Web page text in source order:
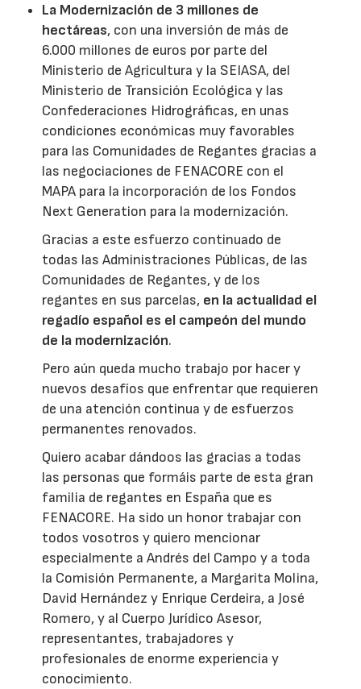
La Modernización de 3 millones de
hectáreas, con una inversión de más de
6.000 millones de euros por parte del
Ministerio de Agricultura y la SEIASA, del
Ministerio de Transición Ecológica y las
Confederaciones Hidrográficas, en unas
condiciones económicas muy favorables
para las Comunidades de Regantes gracias a
las negociaciones de FENACORE con el
MAPA para la incorporación de los Fondos
Next Generation para la modernización.
Gracias a este esfuerzo continuado de
todas las Administraciones Públicas, de las
Comunidades de Regantes, y de los
regantes en sus parcelas, en la actualidad el
regadío español es el campeón del mundo
de la modernización.
Pero aún queda mucho trabajo por hacer y
nuevos desafíos que enfrentar que requieren
de una atención continua y de esfuerzos
permanentes renovados.
Quiero acabar dándoos las gracias a todas
las personas que formáis parte de esta gran
familia de regantes en España que es
FENACORE. Ha sido un honor trabajar con
todos vosotros y quiero mencionar
especialmente a Andrés del Campo y a toda
la Comisión Permanente, a Margarita Molina,
David Hernández y Enrique Cerdeira, a José
Romero, y al Cuerpo Jurídico Asesor,
representantes, trabajadores y
profesionales de enorme experiencia y
conocimiento.